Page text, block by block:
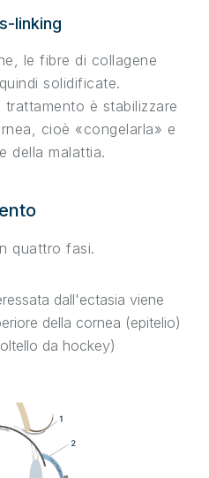
linking
le fibre di collagene
solidificate.
è stabilizzare
cioè «congelarla» e
della malattia.
quattro fasi.
dall'ectasia viene
della cornea (epitelio)
da hockey)